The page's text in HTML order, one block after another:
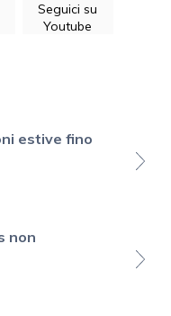
Seguici su
Youtube
estive fino
non